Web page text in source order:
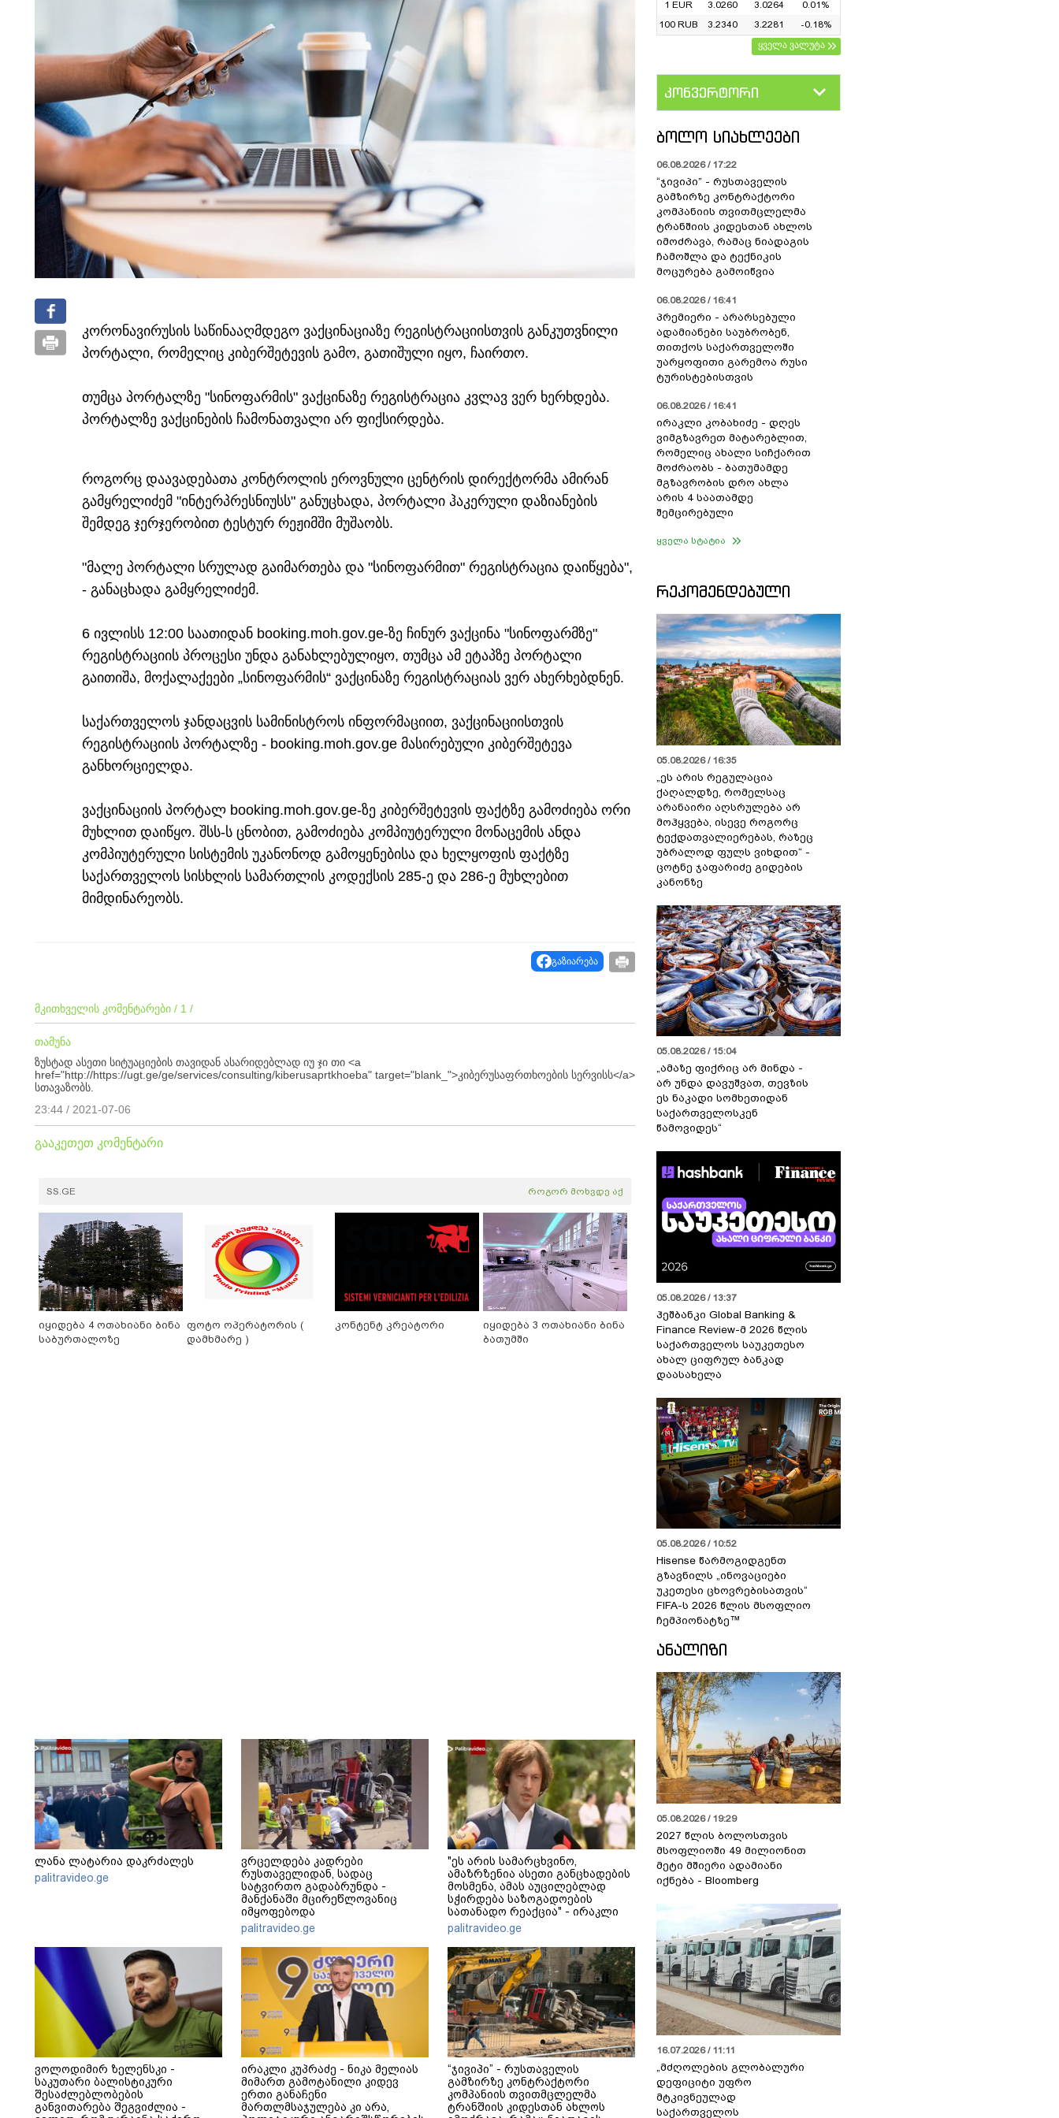
კორონავირუსის საწინააღმდეგო ვაქცინაციაზე რეგისტრაციისთვის განკუთვნილი
პორტალი, რომელიც კიბერშეტევის გამო, გათიშული იყო, ჩაირთო.
თუმცა პორტალზე "სინოფარმის" ვაქცინაზე რეგისტრაცია კვლავ ვერ ხერხდება.
პორტალზე ვაქცინების ჩამონათვალი არ ფიქსირდება.
როგორც დაავადებათა კონტროლის ეროვნული ცენტრის დირექტორმა ამირან
გამყრელიძემ "ინტერპრესნიუსს" განუცხადა, პორტალი ჰაკერული დაზიანების
შემდეგ ჯერჯერობით ტესტურ რეჟიმში მუშაობს.
"მალე პორტალი სრულად გაიმართება და "სინოფარმით" რეგისტრაცია დაიწყება",
- განაცხადა გამყრელიძემ.
6 ივლისს 12:00 საათიდან booking.moh.gov.ge-ზე ჩინურ ვაქცინა "სინოფარმზე"
რეგისტრაციის პროცესი უნდა განახლებულიყო, თუმცა ამ ეტაპზე პორტალი
გაითიშა, მოქალაქეები „სინოფარმის“ ვაქცინაზე რეგისტრაციას ვერ ახერხებდნენ.
საქართველოს ჯანდაცვის სამინისტროს ინფორმაციით, ვაქცინაციისთვის
რეგისტრაციის პორტალზე - booking.moh.gov.ge მასირებული კიბერშეტევა
განხორციელდა.
ვაქცინაციის პორტალ booking.moh.gov.ge-ზე კიბერშეტევის ფაქტზე გამოძიება ორი
მუხლით დაიწყო. შსს-ს ცნობით, გამოძიება კომპიუტერული მონაცემის ანდა
კომპიუტერული სისტემის უკანონოდ გამოყენებისა და ხელყოფის ფაქტზე
საქართველოს სისხლის სამართლის კოდექსის 285-ე და 286-ე მუხლებით
მიმდინარეობს.
გაზიარება
მკითხველის კომენტარები / 1 /
თამუნა
ზუსტად ასეთი სიტუაციების თავიდან ასარიდებლად იუ ჯი თი <a
href="http://https://ugt.ge/ge/services/consulting/kiberusaprtkhoeba" target="blank_">კიბერუსაფრთხოების სერვისს</a>
სთავაზობს.
23:44 / 2021-07-06
გააკეთეთ კომენტარი
SS.GE როგორ მოხვდე აქ
იყიდება 4 ოთახიანი ბინა
საბურთალოზე
ფოტო ოპერატორის (
დამხმარე )
კონტენტ კრეატორი
იყიდება 3 ოთახიანი ბინა
ბათუმში
ლანა ლატარია დაკრძალეს
palitravideo.ge
ვრცელდება კადრები
რუსთაველიდან, სადაც
სატვირთო გადაბრუნდა -
მანქანაში მცირეწლოვანიც
იმყოფებოდა
palitravideo.ge
"ეს არის სამარცხვინო,
ამაზრზენია ასეთი განცხადების
მოსმენა, ამას აუცილებლად
სჭირდება საზოგადოების
სათანადო რეაქცია" - ირაკლი
კობახიძე
palitravideo.ge
ვოლოდიმირ ზელენსკი -
საკუთარი ბალისტიკური
შესაძლებლობების
განვითარება შეგვიძლია -
ირაკლი კუპრაძე - ნიკა მელიას
მიმართ გამოტანილი კიდევ
ერთი განაჩენი
მართლმსაჯულება კი არა,
“ჯივიპი” - რუსთაველის
გამზირზე კონტრაქტორი
კომპანიის თვითმცლელმა
ტრანშიის კიდესთან ახლოს
1 EUR
3.0260 3.0264
0.01%
100 RUB
3.2340 3.2281
-0.18%
ყველა ვალუტა
კონვერტორი
ᲑᲝᲚᲝ ᲡᲘᲐᲮᲚᲔᲔᲑᲘ
06.08.2026 / 17:22
“ჯივიპი” - რუსთაველის
გამზირზე კონტრაქტორი
კომპანიის თვითმცლელმა
ტრანშიის კიდესთან ახლოს
იმოძრავა, რამაც ნიადაგის
ჩამოშლა და ტექნიკის
მოცურება გამოიწვია
06.08.2026 / 16:41
პრემიერი - არარსებული
ადამიანები საუბრობენ,
თითქოს საქართველოში
უარყოფითი გარემოა რუსი
ტურისტებისთვის
06.08.2026 / 16:41
ირაკლი კობახიძე - დღეს
ვიმგზავრეთ მატარებლით,
რომელიც ახალი სიჩქარით
მოძრაობს - ბათუმამდე
მგზავრობის დრო ახლა
არის 4 საათამდე
შემცირებული
ყველა სტატია
ᲠᲔᲙᲝᲛᲔᲜᲓᲔᲑᲣᲚᲘ
05.08.2026 / 16:35
„ეს არის რეგულაცია
ქაღალდზე, რომელსაც
არანაირი აღსრულება არ
მოჰყვება, ისევე როგორც
ტექდათვალიერებას, რაზეც
უბრალოდ ფულს ვიხდით“ -
ცოტნე ჯაფარიძე გიდების
კანონზე
05.08.2026 / 15:04
„ამაზე ფიქრიც არ მინდა -
არ უნდა დავუშვათ, თევზის
ეს ნაკადი სომხეთიდან
საქართველოსკენ
წამოვიდეს“
05.08.2026 / 13:37
ჰეშბანკი Global Banking &
Finance Review-მ 2026 წლის
საქართველოს საუკეთესო
ახალ ციფრულ ბანკად
დაასახელა
05.08.2026 / 10:52
Hisense წარმოგიდგენთ
გზავნილს „ინოვაციები
უკეთესი ცხოვრებისათვის“
FIFA-ს 2026 წლის მსოფლიო
ჩემპიონატზე™
ᲐᲜᲐᲚᲘᲖᲘ
05.08.2026 / 19:29
2027 წლის ბოლოსთვის
მსოფლიოში 49 მილიონით
მეტი მშიერი ადამიანი
იქნება - Bloomberg
16.07.2026 / 11:11
„მძღოლების გლობალური
დეფიციტი უფრო
მტკივნეულად
საქართველოს